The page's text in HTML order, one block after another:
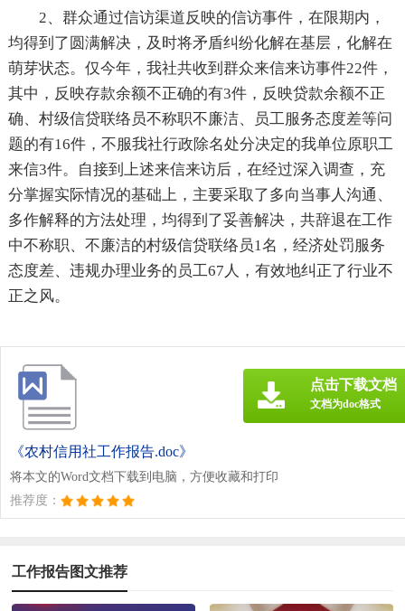
2、群众通过信访渠道反映的信访事件，在限期内，
均得到了圆满解决，及时将矛盾纠纷化解在基层，化解在
萌芽状态。仅今年，我社共收到群众来信来访事件22件，
其中，反映存款余额不正确的有3件，反映贷款余额不正
确、村级信贷联络员不称职不廉洁、员工服务态度差等问
题的有16件，不服我社行政除名处分决定的我单位原职工
来信3件。自接到上述来信来访后，在经过深入调查，充
分掌握实际情况的基础上，主要采取了多向当事人沟通、
多作解释的方法处理，均得到了妥善解决，共辞退在工作
中不称职、不廉洁的村级信贷联络员1名，经济处罚服务
态度差、违规办理业务的员工67人，有效地纠正了行业不
正之风。
《农村信用社工作报告.doc》
将本文的Word文档下载到电脑，方便收藏和打印
推荐度：
点击下载文档
文档为doc格式
工作报告图文推荐